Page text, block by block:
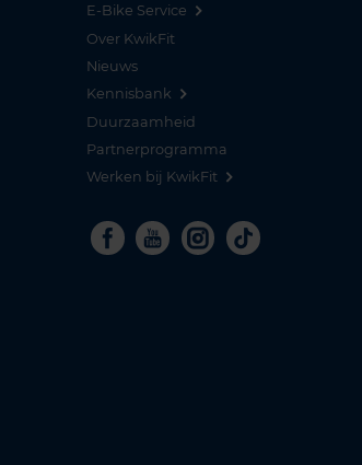
E-Bike Service
Over KwikFit
Nieuws
Kennisbank
Duurzaamheid
Partnerprogramma
Werken bij KwikFit
Facebook
YoutubeInstagram
Tiktok